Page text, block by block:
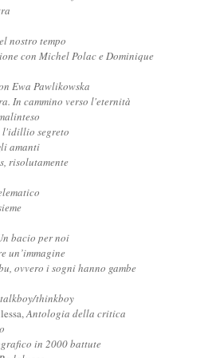
nostro tempo
con Michel Polac e Dominique
Ewa Pawlikowska
In cammino verso l'eternità
segreto
amanti
risolutamente
bacio per noi
un’immagine
ovvero i sogni hanno gambe
thinkboy
Antologia della critica
in 2000 battute